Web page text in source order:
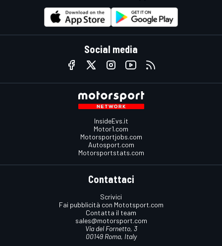
Social media
InsideEvs.it
Motor1.com
Motorsportjobs.com
Autosport.com
Motorsportstats.com
Contattaci
Scrivici
Fai pubblicità con Mototsport.com
Contatta il team
sales@motorsport.com
Via del Fornetto, 3
00149 Roma, Italy